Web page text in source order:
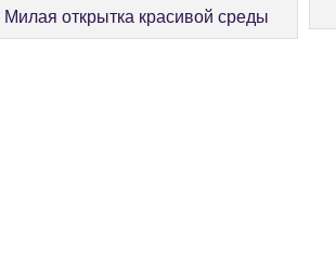
Милая открытка красивой среды